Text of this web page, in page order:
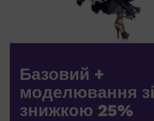
Базовий +
моделювання зі
знижкою 25%